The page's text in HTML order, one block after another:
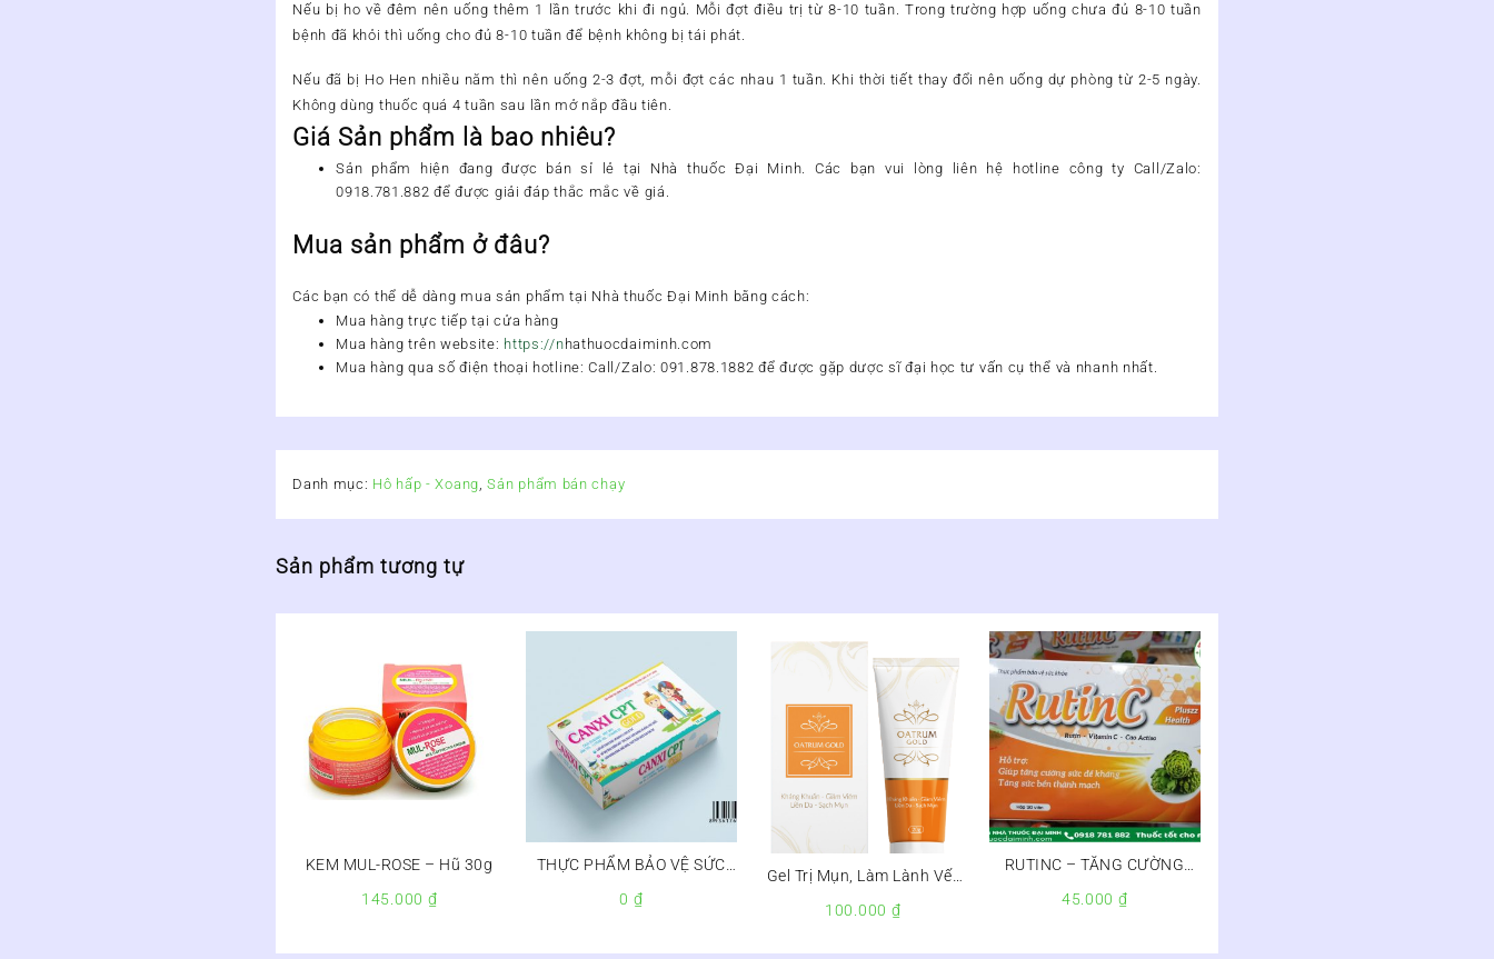
Nếu bị ho về đêm nên uống thêm 1 lần trước khi đi ngủ. Mỗi đợt điều trị từ 8-10 tuần. Trong trường hợp uống chưa đủ 8-10 tuần
bệnh đã khỏi thì uống cho đủ 8-10 tuần để bệnh không bị tái phát.
Nếu đã bị Ho Hen nhiều năm thì nên uống 2-3 đợt, mỗi đợt các nhau 1 tuần. Khi thời tiết thay đổi nên uống dự phòng từ 2-5 ngày.
Không dùng thuốc quá 4 tuần sau lần mở nắp đầu tiên.
Giá Sản phẩm là bao nhiêu?
Sản phẩm hiện đang được bán sỉ lẻ tại Nhà thuốc Đại Minh. Các bạn vui lòng liên hệ hotline công ty Call/Zalo:
0918.781.882để được giải đáp thắc mắc về giá.
Mua sản phẩm ở đâu?
Các bạn có thể dễ dàng muasản phẩm tại Nhà thuốc Đại Minh bằng cách:
Mua hàng trực tiếp tại cửa hàng
Mua hàng trên website: https://nhathuocdaiminh.com
Mua hàng qua số điện thoại hotline:Call/Zalo: 091.878.1882 để được gặp dược sĩ đại học tư vấn cụ thể và nhanh nhất.
Danh mục: Hô hấp - Xoang,Sản phẩm bán chạy
Sản phẩm tương tự
KEM MUL-ROSE – Hũ 30g
145.000 ₫
THỰC PHẨM BẢO VỆ SỨC
KHỎE CANXI CPT GOLD –
BỔ SUNG CANXI, GIÚP
0 ₫
Gel Trị Mụn, Làm Lành Vết
Trầy Xước Oatrum Gold
100.000 ₫
RUTINC – TĂNG CƯỜNG
SỨC ĐỀ KHÁNG
45.000 ₫